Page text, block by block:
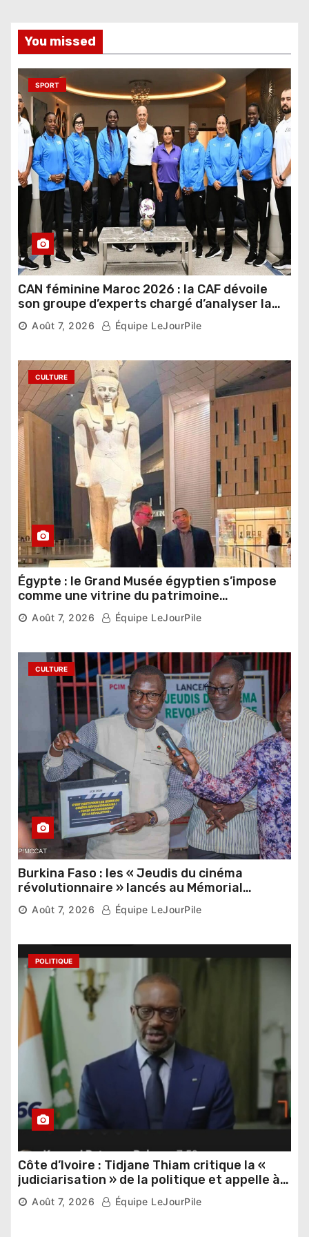
You missed
SPORT
CAN féminine Maroc 2026 : la CAF dévoile
son groupe d’experts chargé d’analyser la
compétition
Août 7, 2026 Équipe LeJourPile
CULTURE
Égypte : le Grand Musée égyptien s’impose
comme une vitrine du patrimoine
pharaonique auprès des dirigeants
étrangers
Août 7, 2026 Équipe LeJourPile
CULTURE
Burkina Faso : les « Jeudis du cinéma
révolutionnaire » lancés au Mémorial
Thomas Sankara
Août 7, 2026 Équipe LeJourPile
POLITIQUE
Côte d’Ivoire : Tidjane Thiam critique la «
judiciarisation » de la politique et appelle à
poursuivre l’apaisement
Août 7, 2026 Équipe LeJourPile